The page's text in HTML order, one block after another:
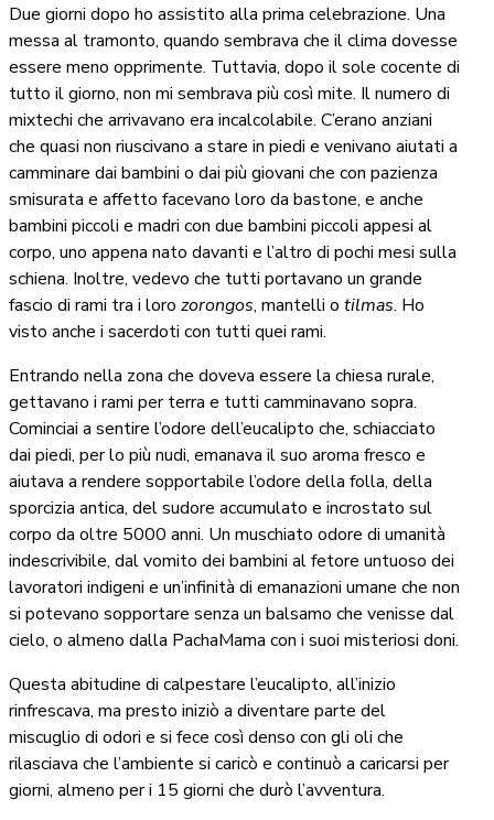
Due giorni dopo ho assistito alla prima celebrazione. Una
messa al tramonto, quando sembrava che il clima dovesse
essere meno opprimente. Tuttavia, dopo il sole cocente di
tutto il giorno, non mi sembrava più così mite. Il numero di
mixtechi che arrivavano era incalcolabile. C’erano anziani
che quasi non riuscivano a stare in piedi e venivano aiutati a
camminare dai bambini o dai più giovani che con pazienza
smisurata e affetto facevano loro da bastone, e anche
bambini piccoli e madri con due bambini piccoli appesi al
corpo, uno appena nato davanti e l’altro di pochi mesi sulla
schiena. Inoltre, vedevo che tutti portavano un grande
fascio di rami tra i loro zorongos, mantelli o tilmas. Ho
visto anche i sacerdoti con tutti quei rami.
Entrando nella zona che doveva essere la chiesa rurale,
gettavano i rami per terra e tutti camminavano sopra.
Cominciai a sentire l’odore dell’eucalipto che, schiacciato
dai piedi, per lo più nudi, emanava il suo aroma fresco e
aiutava a rendere sopportabile l’odore della folla, della
sporcizia antica, del sudore accumulato e incrostato sul
corpo da oltre 5000 anni. Un muschiato odore di umanità
indescrivibile, dal vomito dei bambini al fetore untuoso dei
lavoratori indigeni e un’infinità di emanazioni umane che non
si potevano sopportare senza un balsamo che venisse dal
cielo, o almeno dalla PachaMama con i suoi misteriosi doni.
Questa abitudine di calpestare l’eucalipto, all’inizio
rinfrescava, ma presto iniziò a diventare parte del
miscuglio di odori e si fece così denso con gli oli che
rilasciava che l’ambiente si caricò e continuò a caricarsi per
giorni, almeno per i 15 giorni che durò l’avventura.